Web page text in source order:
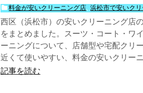
料金が安いクリーニング店 ,浜松市で安いク
西区（浜松市）の安いクリーニング店
をまとめました。スーツ・コート・ワ
ーニングについて、店舗型や宅配クリ
近くて使いやすい、料金の安いクリー
記事を読む